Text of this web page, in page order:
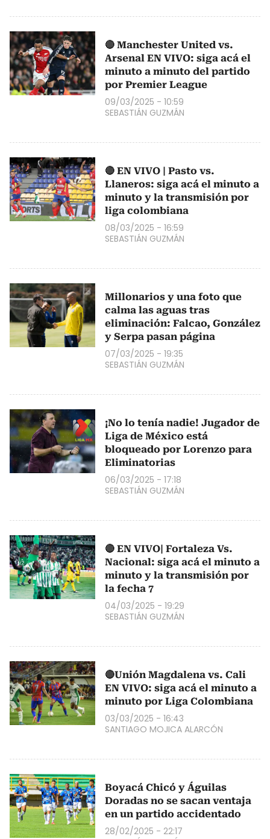
🔴 Manchester United vs.
Arsenal EN VIVO: siga acá el
minuto a minuto del partido
por Premier League
09/03/2025 - 10:59
SEBASTIÁN GUZMÁN
🔴 EN VIVO | Pasto vs.
Llaneros: siga acá el minuto a
minuto y la transmisión por
liga colombiana
08/03/2025 - 16:59
SEBASTIÁN GUZMÁN
Millonarios y una foto que
calma las aguas tras
eliminación: Falcao, González
y Serpa pasan página
07/03/2025 - 19:35
SEBASTIÁN GUZMÁN
¡No lo tenía nadie! Jugador de
Liga de México está
bloqueado por Lorenzo para
Eliminatorias
06/03/2025 - 17:18
SEBASTIÁN GUZMÁN
🔴 EN VIVO| Fortaleza Vs.
Nacional: siga acá el minuto a
minuto y la transmisión por
la fecha 7
04/03/2025 - 19:29
SEBASTIÁN GUZMÁN
🔴Unión Magdalena vs. Cali
EN VIVO: siga acá el minuto a
minuto por Liga Colombiana
03/03/2025 - 16:43
SANTIAGO MOJICA ALARCÓN
Boyacá Chicó y Águilas
Doradas no se sacan ventaja
en un partido accidentado
28/02/2025 - 22:17